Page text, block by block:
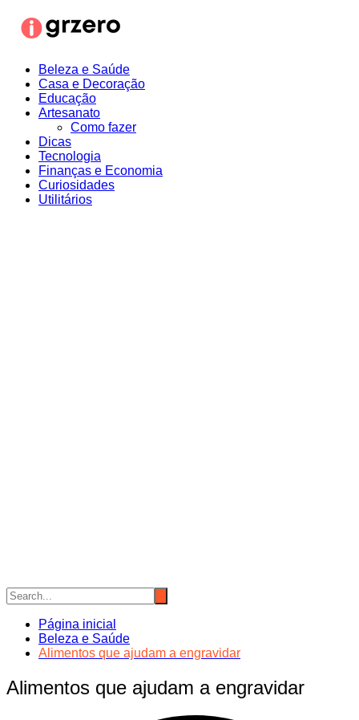
para
Beleza e Saúde
Casa e Decoração
Educação
Artesanato
Como fazer
Dicas
Tecnologia
Finanças e Economia
Curiosidades
Utilitários
Página inicial
Beleza e Saúde
Alimentos que ajudam a engravidar
Alimentos que ajudam a engravidar